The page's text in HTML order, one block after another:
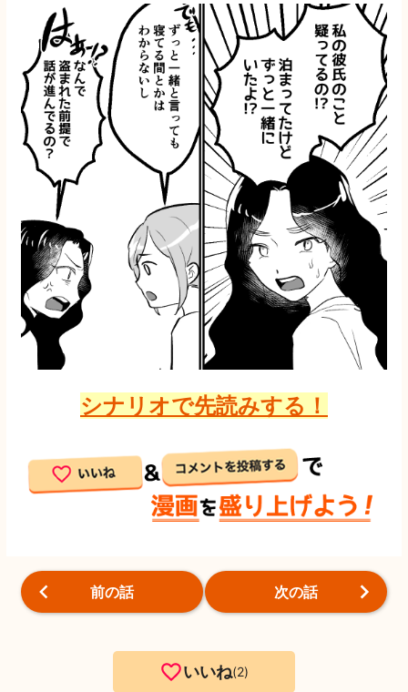
シナリオで先読みする！
前の話 次の話
いいね 2